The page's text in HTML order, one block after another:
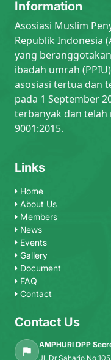
Information
Asosiasi Muslim
Republik Indonesia
yang
ibadah umrah
asosiasi tertua dan
pada 1 September
terbanyak dan
9001:2015.
Links
Home
About Us
Members
News
Events
Gallery
Document
FAQ
Contact
Contact Us
AMPHURI DPP
Jl. Dr Saharjo No